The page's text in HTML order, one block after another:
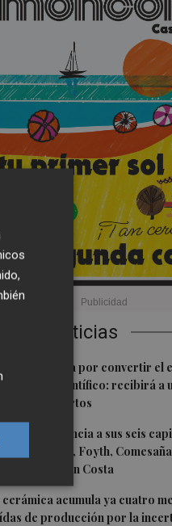
Noticias
apuesta por convertir el
referente científico: recibirá a
de expertos
anuncia a sus seis
Moreno, Foyth,
y Logan Costa
cerámica acumula ya cuatro
de producción por la